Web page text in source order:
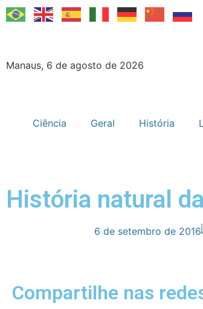
Manaus, 6 de agosto de 2026
Ciência Geral História
História natural
6 de setembro de 2016
Compartilhe nas